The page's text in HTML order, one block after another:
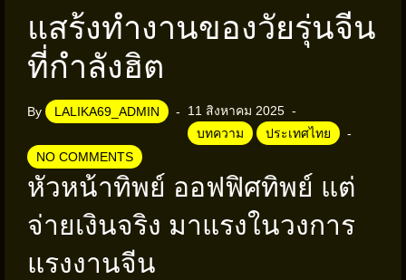
แสร้งทำงานของวัยรุ่นจีน
ที่กำลังฮิต
By LALIKA69_ADMIN
11 สิงหาคม 2025
บทความ
ประเทศไทย
NO COMMENTS
หัวหน้าทิพย์ ออฟฟิศทิพย์ แต่
จ่ายเงินจริง มาแรงในวงการ
แรงงานจีน